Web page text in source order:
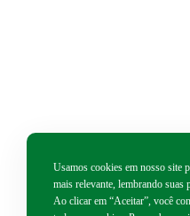
Usamos cookies em nosso site
mais relevante, lembrando suas
Ao clicar em “Aceitar”, você